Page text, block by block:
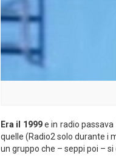
Era il 1999e in radio passava
quelle (Radio2 solo durante i
un gruppo che – seppi poi –